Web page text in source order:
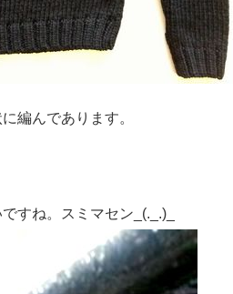
編んであります。
すね。スミマセン_(._.)_